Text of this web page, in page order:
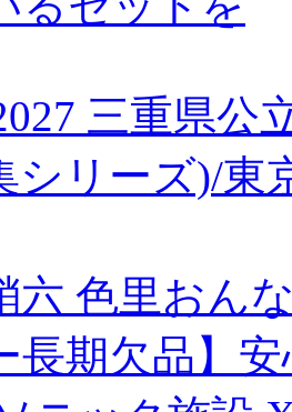
三重県公
シリーズ)/東
六 色里おん
長期欠品】